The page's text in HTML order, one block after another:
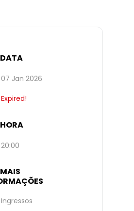
DATA
07 Jan 2026
Expired!
HORA
20:00
MAIS
Ingressos